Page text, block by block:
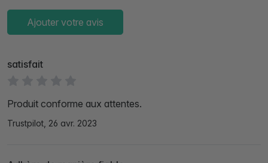
Ajouter votre avis
satisfait
Produit conforme aux attentes.
Trustpilot, 26 avr. 2023